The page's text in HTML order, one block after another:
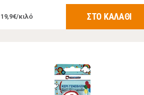
19,9€/κιλό ΣΤΟ ΚΑΛΑΘΙ